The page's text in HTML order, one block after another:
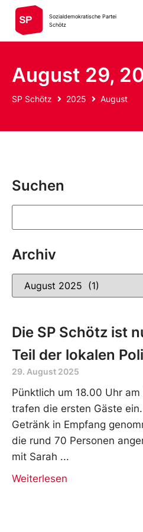
Sozialdemokratische Partei
Schötz
August 29,
SP Schötz 2025 August
Suchen
Archiv
Die SP Schötz ist
Teil der lokalen
29. August 2025
Pünktlich um 18.00 Uhr
trafen die ersten Gäste
Getränk in Empfang
die rund 70 Personen
mit Sarah
Weiterlesen